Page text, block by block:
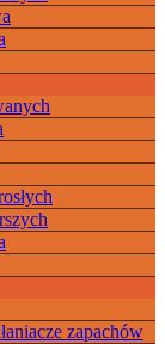
zapachów